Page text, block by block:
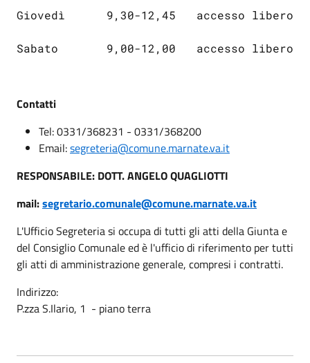
Giovedì      9,30-12,45   accesso libero
Sabato       9,00-12,00   accesso libero
Contatti
Tel: 0331/368231 - 0331/368200
Email:segreteria@comune.marnate.va.it
RESPONSABILE: DOTT. ANGELO QUAGLIOTTI
mail:segretario.comunale@comune.marnate.va.it
L'Ufficio Segreteria si occupa di tutti gli atti della Giunta e
del Consiglio Comunale ed è l'ufficio di riferimento per tutti
gli atti di amministrazione generale, compresi i contratti.
Indirizzo:
P.zza S.Ilario, 1 - piano terra